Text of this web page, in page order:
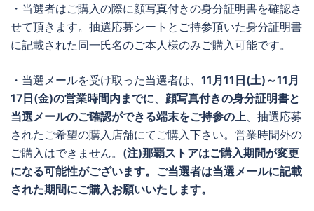
・当選者はご購入の際に顔写真付きの身分証明書を確認さ
せて頂きます。抽選応募シートとご持参頂いた身分証明書
に記載された同一氏名のご本人様のみご購入可能です。
・当選メールを受け取った当選者は、 11月11日(土)～11月
17日(金)の営業時間内までに
顔写真付きの身分証明書と
当選メールのご確認ができる端末をご持参の上 、抽選応募
されたご希望の購入店舗にてご購入下さい。営業時間外の
ご購入はできません。 (注)那覇ストアはご購入期間が変更
になる可能性がございます。ご当選者は当選メールに記載
された期間にご購入お願いいたします。